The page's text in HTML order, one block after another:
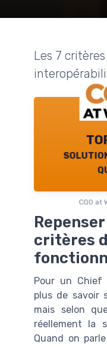
Les 7
CQO at
critères
Pour un Chief
plus de savoir
mais selon
réellement la
Quand on